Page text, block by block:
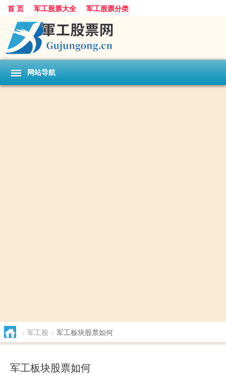
首 页 军工股票大全 军工股票分类
网站导航
> 军工股 > 军工板块股票如何
军工板块股票如何